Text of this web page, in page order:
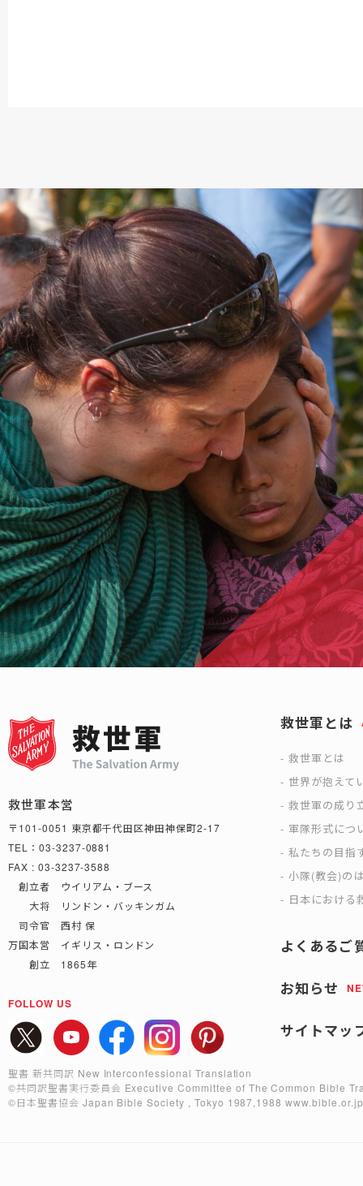
救世軍本営
〒101-0051 東京都千代田区神田神保町2-17
TEL：03-3237-0881
FAX : 03-3237-3588
創立者 ウイリアム・ブース
大将 リンドン・バッキンガム
司令官 西村 保
万国本営 イギリス・ロンドン
創立 1865年
FOLLOW US
救世軍とは
救世軍とは
世界が抱えて
救世軍の成り
軍隊形式につ
私たちの目指
小隊(教会)の
日本における
よくあるご
お知らせ
サイトマッ
聖書 新共同訳 New Interconfessional Translation
©共同訳聖書実行委員会 Executive Committee of The Common Bible
©日本聖書協会 Japan Bible Society , Tokyo 1987,1988www.bible.or.jp